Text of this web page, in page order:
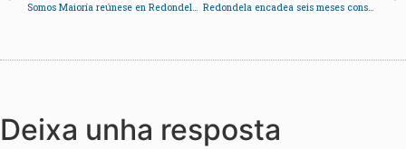
Somos Maioría reúnese en Redondela para formar unha candidatura para as municipais Redondela encadea seis meses consecutivos de caída nas listas do paro
Deixa unha resposta